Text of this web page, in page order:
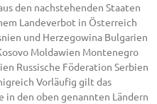
den nachstehenden Staaten
Landeverbot in Österreich
und Herzegowina Bulgarien
Moldawien Montenegro
Russische Föderation Serbien
Vorläufig gilt das
in den oben genannten Ländern